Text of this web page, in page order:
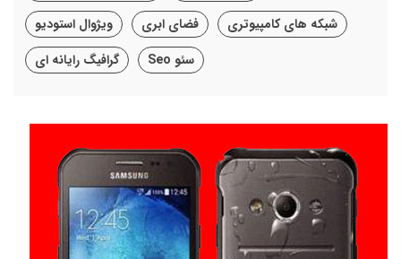
شبکه های کامپیوتری
فضای ابری
ویژوال استودیو
سئو Seo
گرافیگ رایانه ای